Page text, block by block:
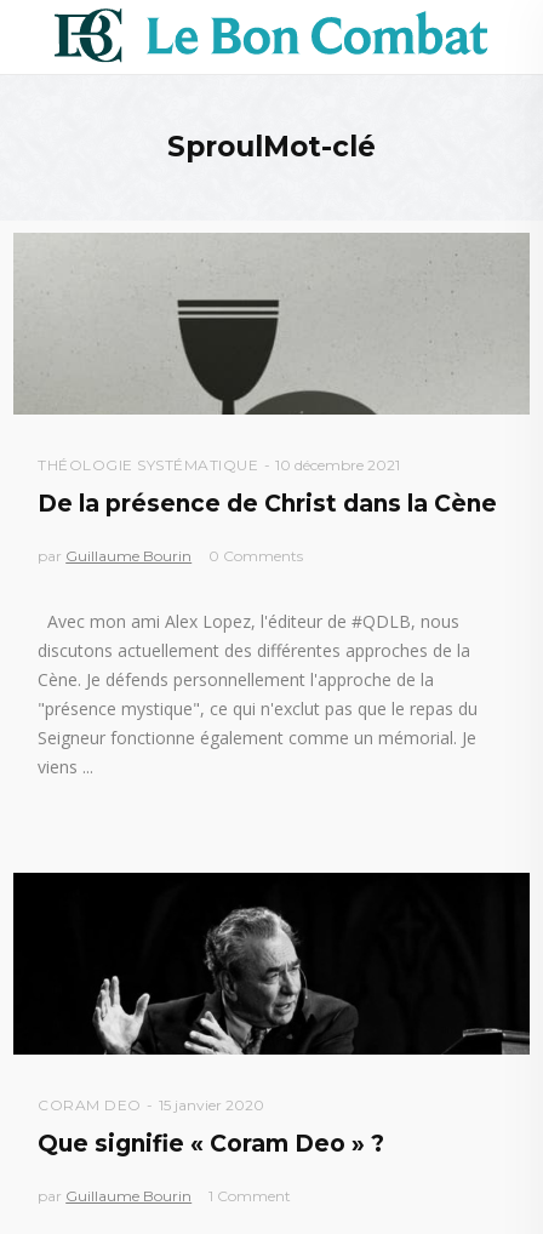
SproulMot-clé
THÉOLOGIE SYSTÉMATIQUE 10 décembre 2021
De la présence de Christ dans la Cène
par Guillaume Bourin 0 Comments
Avec mon ami Alex Lopez, l'éditeur de #QDLB, nous
discutons actuellement des différentes approches de la
Cène. Je défends personnellement l'approche de la
"présence mystique", ce qui n'exclut pas que le repas du
Seigneur fonctionne également comme un mémorial. Je
viens
CORAM DEO 15 janvier 2020
Que signifie « Coram Deo » ?
par Guillaume Bourin 1 Comment